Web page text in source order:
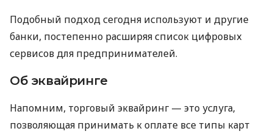
Подобный подход сегодня используют и другие
банки, постепенно расширяя список цифровых
сервисов для предпринимателей.
Об эквайринге
Напомним, торговый эквайринг — это услуга,
позволяющая принимать к оплате все типы карт